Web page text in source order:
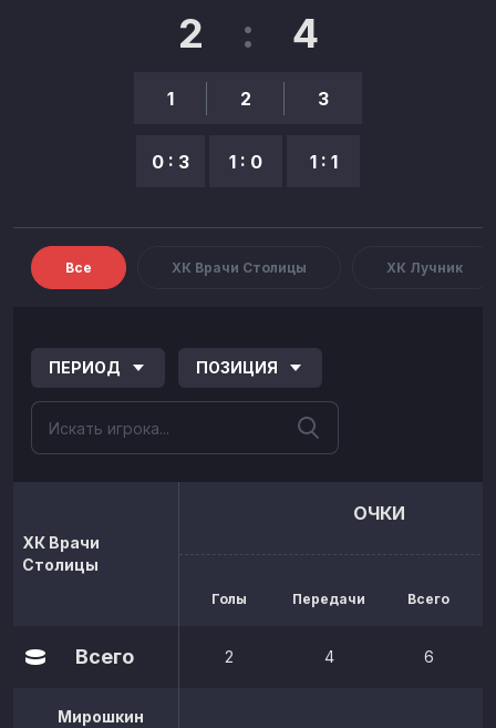
2 : 4
1
0 : 3
2
1 : 0
3
1 : 1
Все ХК Врачи Столицы ХК Лучник
ПЕРИОД ПОЗИЦИЯ
ХК Врачи
Столицы
ОЧКИ
Голы Передачи Всего
Всего 2 4 6
Мирошкин